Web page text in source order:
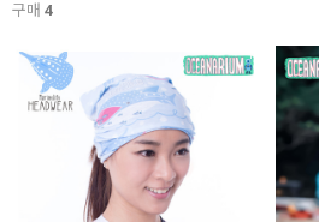
구매 4